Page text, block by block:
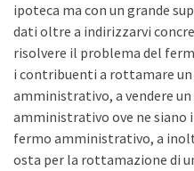
ipoteca ma con un grande
dati oltre a indirizzarvi
risolvere il problema del
i contribuenti a rottamare
amministrativo, a vendere
amministrativo ove ne siano
fermo amministrativo, a
osta per la rottamazione di